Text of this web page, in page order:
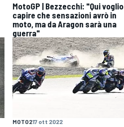
MotoGP | Bezzecchi: "Qui voglio
capire che sensazioni avrò in
moto, ma da Aragon sarà una
guerra"
MOTO217 ott 2022